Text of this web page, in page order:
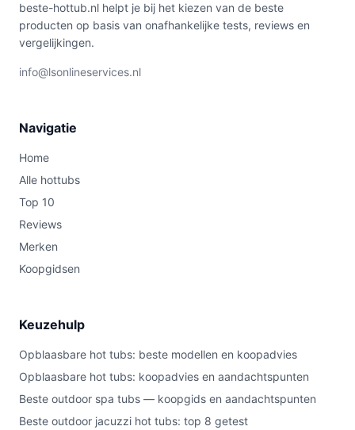
beste-hottub.nl helpt je bij het kiezen van de beste
producten op basis van onafhankelijke tests, reviews en
vergelijkingen.
info@lsonlineservices.nl
Navigatie
Home
Alle hottubs
Top 10
Reviews
Merken
Koopgidsen
Keuzehulp
Opblaasbare hot tubs: beste modellen en koopadvies
Opblaasbare hot tubs: koopadvies en aandachtspunten
Beste outdoor spa tubs — koopgids en aandachtspunten
Beste outdoor jacuzzi hot tubs: top 8 getest